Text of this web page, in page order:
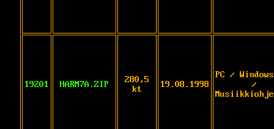
19201 HARM7A.ZIP
280,5
kt
19.08.1998
PC /
/